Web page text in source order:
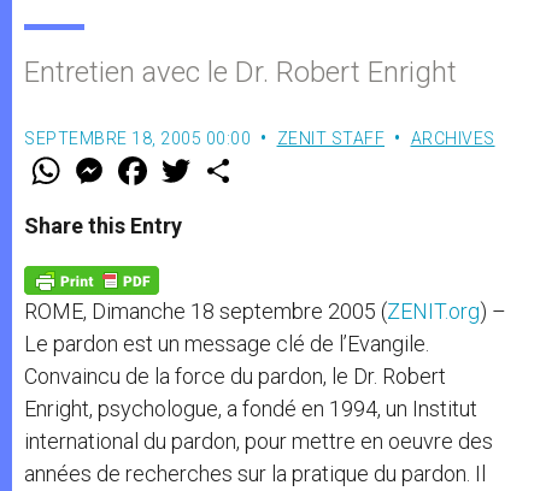
Entretien avec le Dr. Robert Enright
SEPTEMBRE 18, 2005 00:00 ZENIT STAFF ARCHIVES
W
t
s
p
p
M
e
s
e
g
e
r
F
a
e
b
o
k
w
Share this Entry
ROME, Dimanche 18 septembre 2005 (ZENIT.org) –
Le pardon est un message clé de l’Evangile.
Convaincu de la force du pardon, le Dr. Robert
Enright, psychologue, a fondé en 1994, un Institut
international du pardon, pour mettre en oeuvre des
années de recherches sur la pratique du pardon. Il